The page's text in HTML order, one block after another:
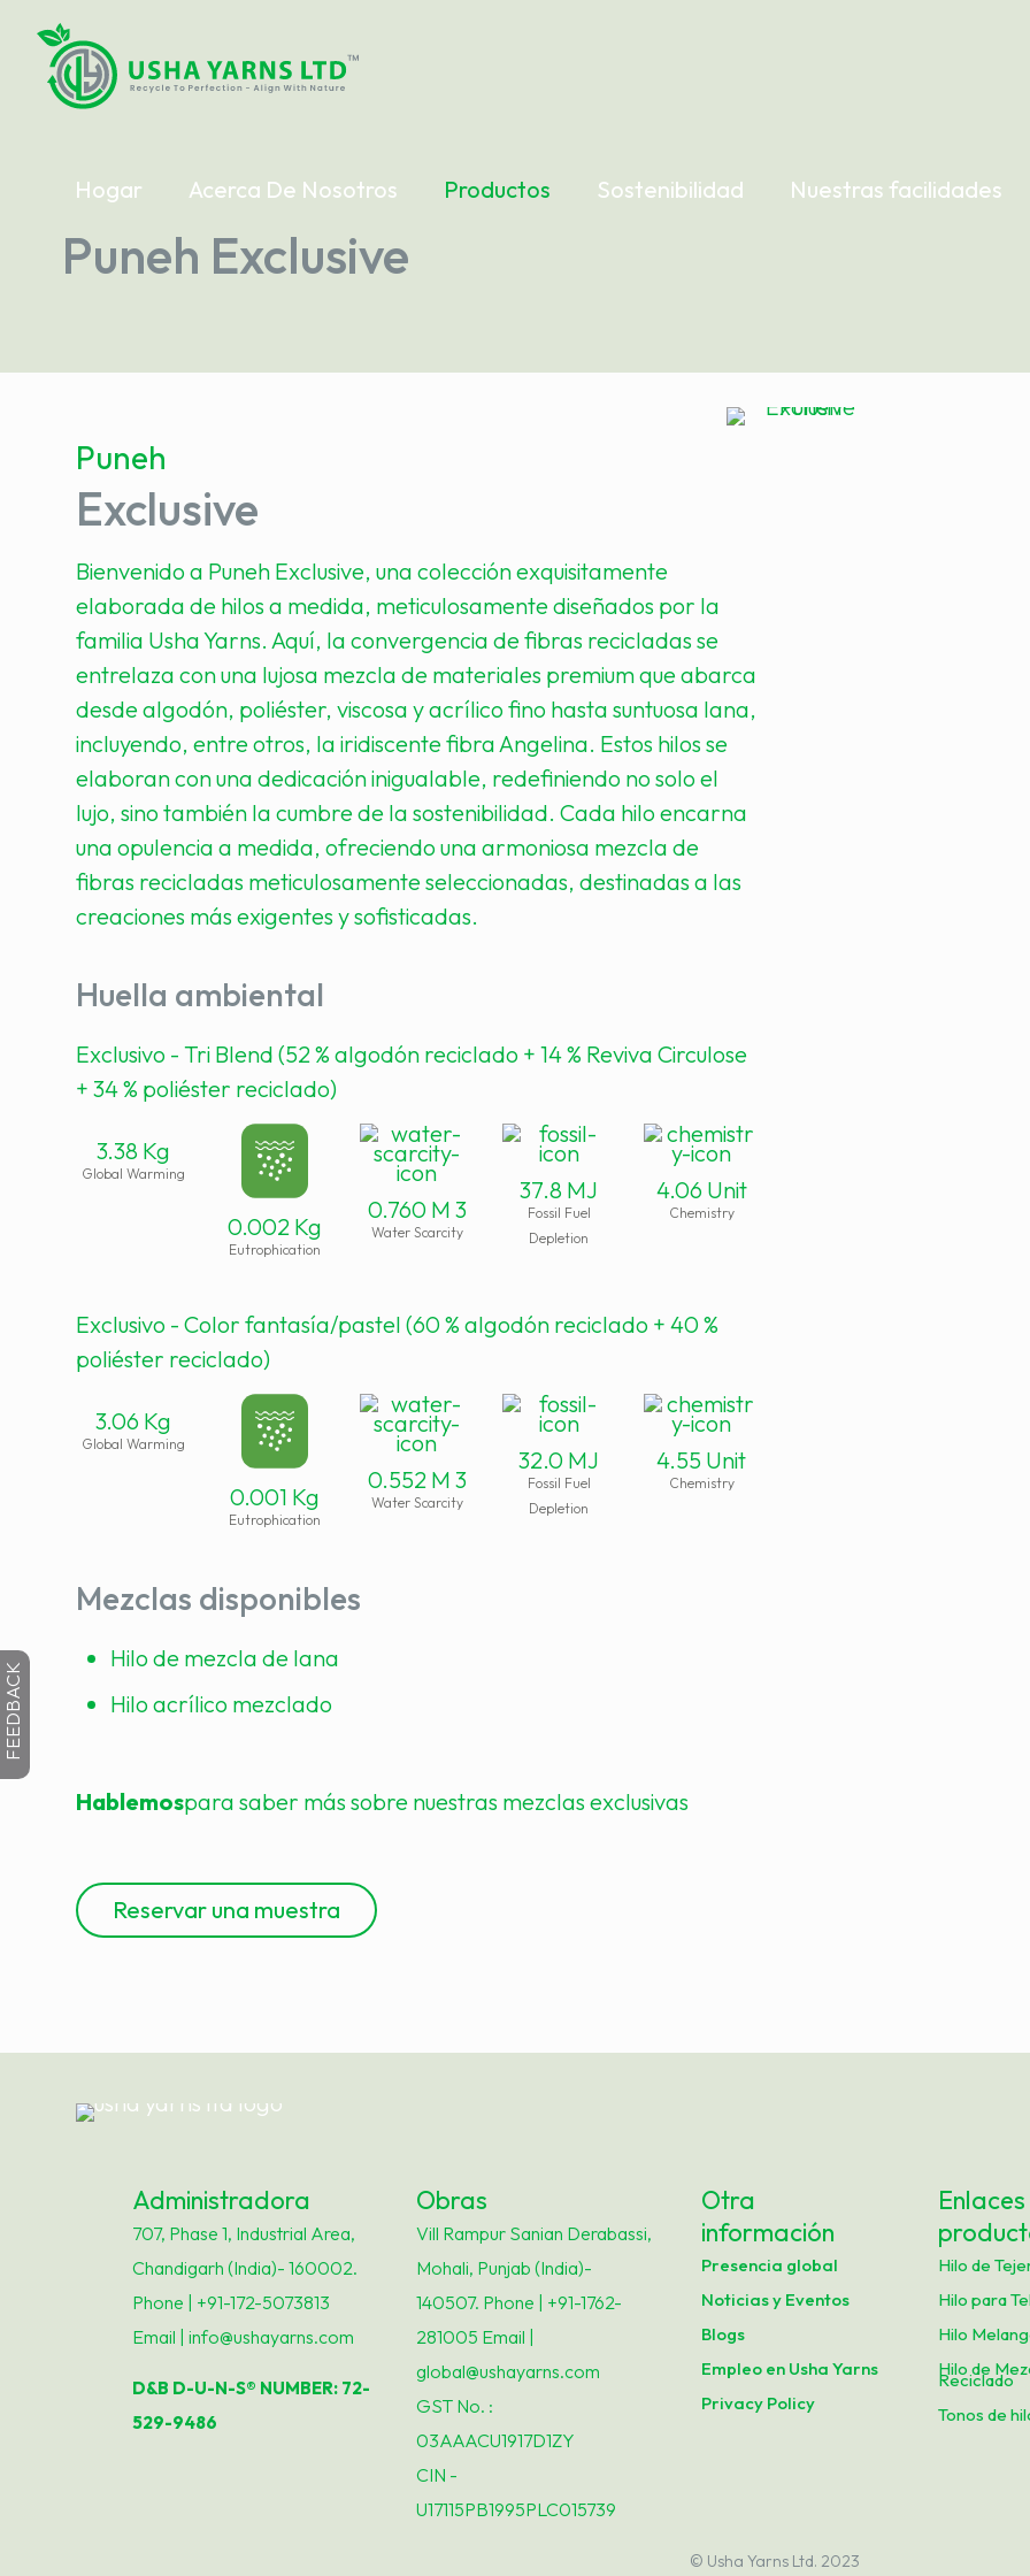
Hogar Acerca De Nosotros Productos Sostenibilidad Nuestras facilidades
Puneh Exclusive
Puneh
Exclusive
Bienvenido a Puneh Exclusive, una colección exquisitamente
elaborada de hilos a medida, meticulosamente diseñados por la
familia Usha Yarns. Aquí, la convergencia de fibras recicladas se
entrelaza con una lujosa mezcla de materiales premium que abarca
desde algodón, poliéster, viscosa y acrílico fino hasta suntuosa lana,
incluyendo, entre otros, la iridiscente fibra Angelina. Estos hilos se
elaboran con una dedicación inigualable, redefiniendo no solo el
lujo, sino también la cumbre de la sostenibilidad. Cada hilo encarna
una opulencia a medida, ofreciendo una armoniosa mezcla de
fibras recicladas meticulosamente seleccionadas, destinadas a las
creaciones más exigentes y sofisticadas.
Huella ambiental
Exclusivo - Tri Blend (52 % algodón reciclado + 14 % Reviva Circulose
+ 34 % poliéster reciclado)
3.38 Kg
Global Warming
0.002 Kg
Eutrophication
0.760 M 3
Water Scarcity
37.8 MJ
Fossil Fuel
Depletion
4.06 Unit
Chemistry
Exclusivo - Color fantasía/pastel (60 % algodón reciclado + 40 %
poliéster reciclado)
3.06 Kg
Global Warming
0.001 Kg
Eutrophication
0.552 M 3
Water Scarcity
32.0 MJ
Fossil Fuel
Depletion
4.55 Unit
Chemistry
Mezclas disponibles
Hilo de mezcla de lana
Hilo acrílico mezclado
Hablemospara saber más sobre nuestras mezclas exclusivas
Reservar una muestra
Administradora
707, Phase 1, Industrial Area,
Chandigarh (India)- 160002.
Phone | +91-172-5073813
Email | info@ushayarns.com
D&B D-U-N-S® NUMBER: 72-
529-9486
Obras
Vill Rampur Sanian Derabassi,
Mohali, Punjab (India)-
140507. Phone | +91-1762-
281005 Email |
global@ushayarns.com
GST No. :
03AAACU1917D1ZY
CIN -
U17115PB1995PLC015739
Otra
información
Presencia global
Noticias y Eventos
Blogs
Empleo en Usha Yarns
Privacy Policy
Hilo de
Hilo para
Hilo
Hilo de
Reciclado
Tonos de
© Usha Yarns Ltd. 2023
FEEDBACK